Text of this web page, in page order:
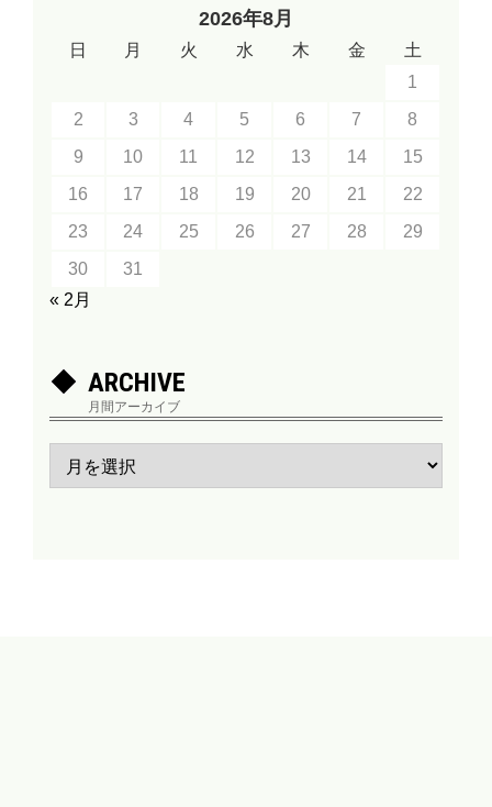
2026年8月
日 月 火 水 木 金
土
1
2
3 4 5 6 7
8
9
10 11 12 13 14
15
16
17 18 19 20 21
22
23
24 25 26 27 28
29
30
31
« 2月
ARCHIVE
月間アーカイブ